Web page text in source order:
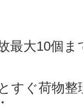
最大10個
すぐ荷物